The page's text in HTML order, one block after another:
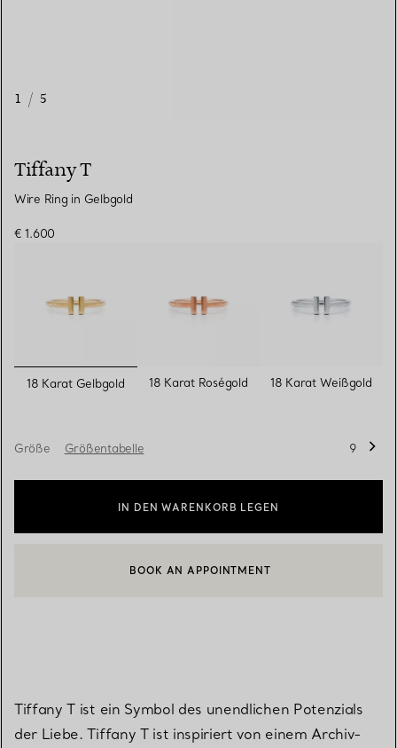
1 / 5
Tiffany T
Wire Ring in Gelbgold
€ 1.600
ausgewählt
18 Karat Gelbgold 18 Karat Roségold 18 Karat Weißgold
Größe Größentabelle 9
IN DEN WARENKORB LEGEN
EINEN KUNDENBERATER KONTAKTIEREN ODER EINEN
BOOK AN APPOINTMENT
Tiffany T ist ein Symbol des unendlichen Potenzials
der Liebe. Tiffany T ist inspiriert von einem Archiv-